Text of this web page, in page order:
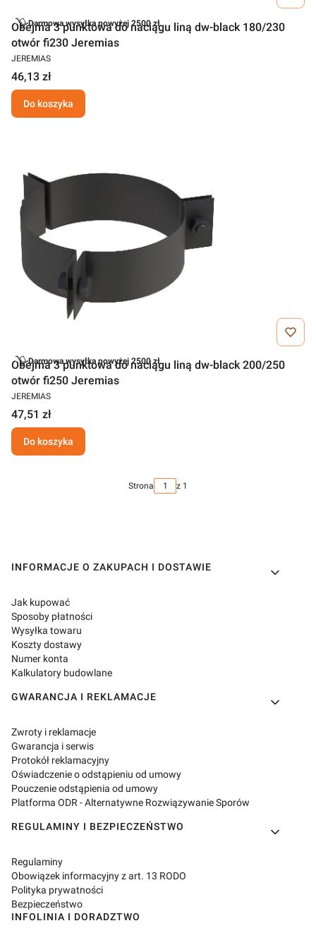
Darmowa wysyłka powyżej 2500 zł
Obejma 3 punktowa do naciągu liną dw-black 180/230
otwór fi230 Jeremias
JEREMIAS
46,13 zł
Do koszyka
Darmowa wysyłka powyżej 2500 zł
Obejma 3 punktowa do naciągu liną dw-black 200/250
otwór fi250 Jeremias
JEREMIAS
47,51 zł
Do koszyka
Strona z 1
Linki w stopce
INFORMACJE O ZAKUPACH I DOSTAWIE
Jak kupować
Sposoby płatności
Wysyłka towaru
Koszty dostawy
Numer konta
Kalkulatory budowlane
GWARANCJA I REKLAMACJE
Zwroty i reklamacje
Gwarancja i serwis
Protokół reklamacyjny
Oświadczenie o odstąpieniu od umowy
Pouczenie odstąpienia od umowy
Platforma ODR - Alternatywne Rozwiązywanie Sporów
REGULAMINY I BEZPIECZEŃSTWO
Regulaminy
Obowiązek informacyjny z art. 13 RODO
Polityka prywatności
Bezpieczeństwo
INFOLINIA I DORADZTWO